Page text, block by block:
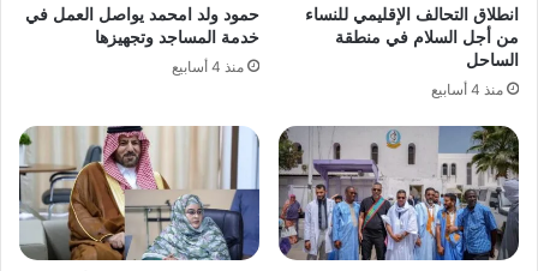
انطلاق التحالف الإقليمي للنساء
من أجل السلام في منطقة
الساحل
منذ 4 أسابيع
حمود ولد امحمد يواصل العمل في
خدمة المساجد وتجهيزها
منذ 4 أسابيع